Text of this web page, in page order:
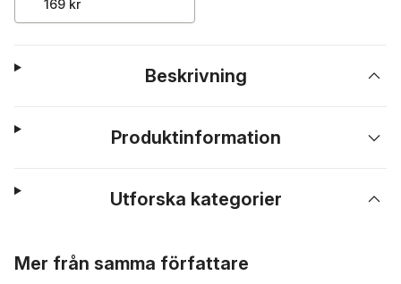
169 kr
Beskrivning
Produktinformation
Utforska kategorier
Mer från samma författare